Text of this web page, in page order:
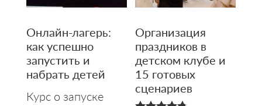
Онлайн-лагерь:
как успешно
запустить и
набрать детей
Курс о запуске
Организация
праздников в
детском клубе и
15 готовых
сценариев